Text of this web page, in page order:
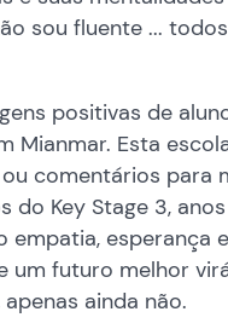
sou fluente ...
positivas de
Mianmar. Esta
comentários para
Key Stage 3,
esperança
futuro melhor
ainda não.